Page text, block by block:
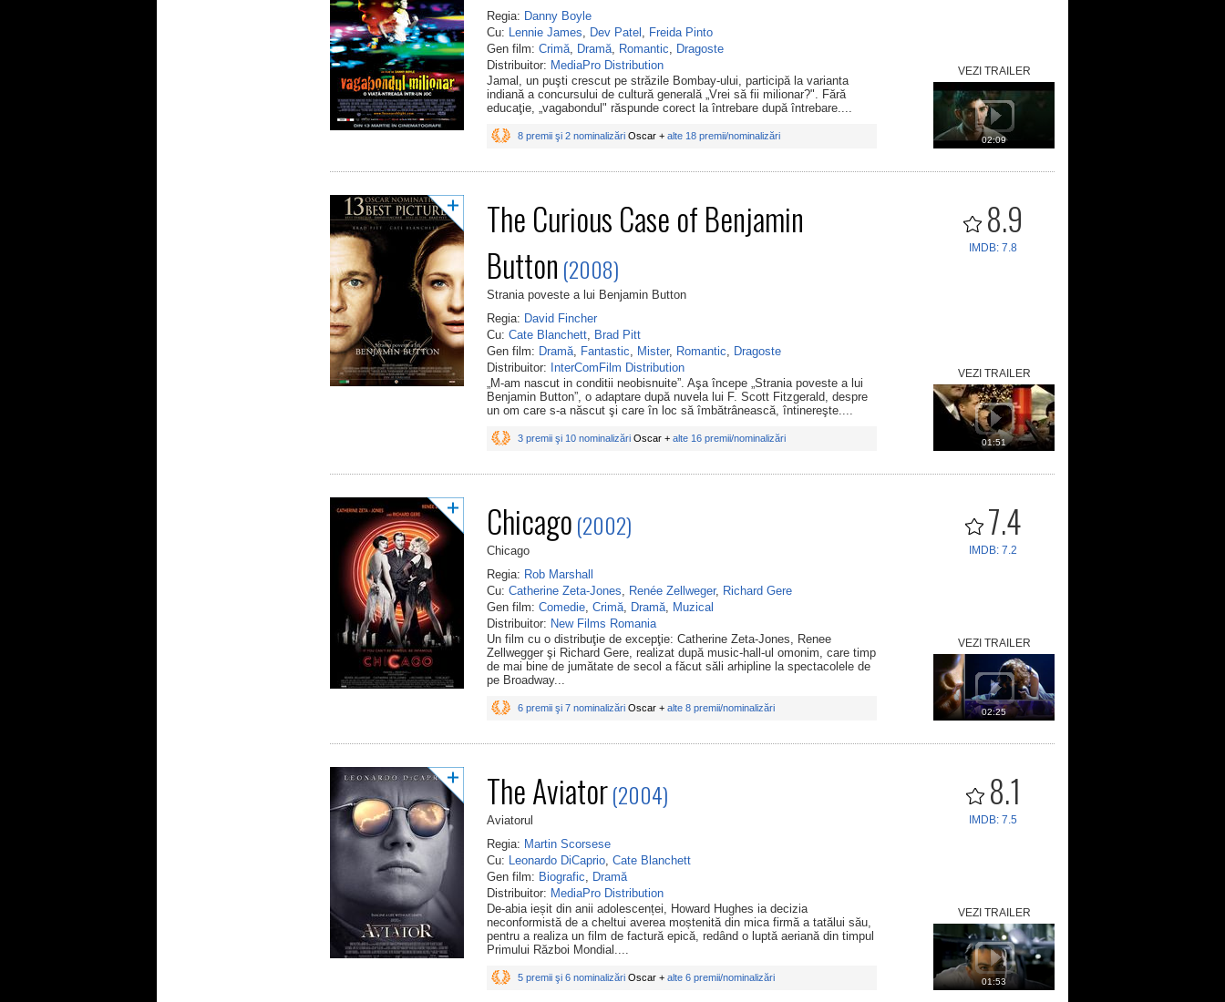
Regia: Danny Boyle
Cu: Lennie James, Dev Patel , Freida Pinto
Gen film: Crimă, Dramă, Romantic, Dragoste
Distribuitor: MediaPro Distribution
Jamal, un puşti crescut pe străzile Bombay-ului, participă la varianta
indiană a concursului de cultură generală „Vrei să fii milionar?". Fără
educaţie, „vagabondul" răspunde corect la întrebare după întrebare....
8 premii şi 2 nominalizări Oscar + alte 18 premii/nominalizări
VEZI TRAILER
02:09
The Curious Case of Benjamin
Button (2008)
Strania poveste a lui Benjamin Button
Regia: David Fincher
Cu: Cate Blanchett, Brad Pitt
Gen film: Dramă, Fantastic, Mister, Romantic, Dragoste
Distribuitor: InterComFilm Distribution
„M-am nascut in conditii neobisnuite”. Aşa începe „Strania poveste a lui
Benjamin Button”, o adaptare după nuvela lui F. Scott Fitzgerald, despre
un om care s-a născut şi care în loc să îmbătrânească, întinereşte....
3 premii şi 10 nominalizări Oscar + alte 16 premii/nominalizări
8.9
IMDB: 7.8
VEZI TRAILER
01:51
Chicago(2002)
Chicago
Regia: Rob Marshall
Cu: Catherine Zeta-Jones, Renée Zellweger, Richard Gere
Gen film: Comedie, Crimă, Dramă, Muzical
Distribuitor: New Films Romania
Un film cu o distribuţie de excepţie: Catherine Zeta-Jones, Renee
Zellwegger şi Richard Gere, realizat după music-hall-ul omonim, care timp
de mai bine de jumătate de secol a făcut săli arhipline la spectacolele de
pe Broadway...
6 premii şi 7 nominalizări Oscar + alte 8 premii/nominalizări
7.4
IMDB: 7.2
VEZI TRAILER
02:25
The Aviator(2004)
Aviatorul
Regia: Martin Scorsese
Cu: Leonardo DiCaprio, Cate Blanchett
Gen film: Biografic, Dramă
Distribuitor: MediaPro Distribution
De-abia ieșit din anii adolescenței, Howard Hughes ia decizia
neconformistă de a cheltui averea moștenită din mica firmă a tatălui său,
pentru a realiza un film de factură epică, redând o luptă aeriană din timpul
Primului Război Mondial....
5 premii şi 6 nominalizări Oscar + alte 6 premii/nominalizări
8.1
IMDB: 7.5
VEZI TRAILER
01:53